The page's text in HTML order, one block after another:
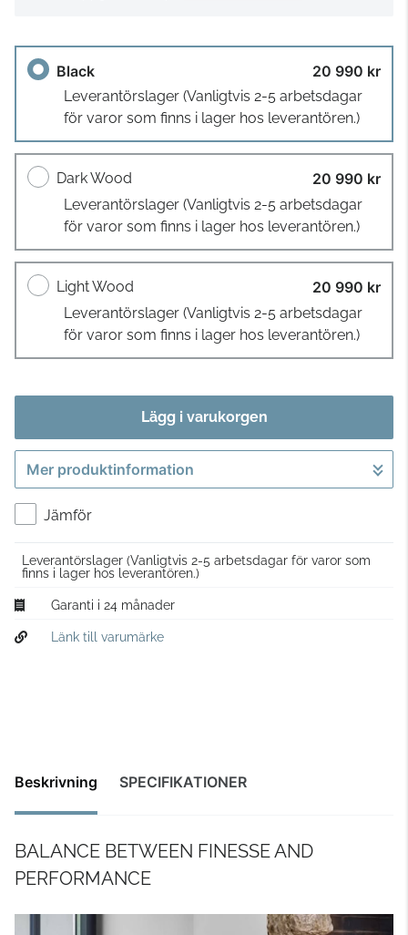
Black 20 990 kr
Leverantörslager (Vanligtvis 2-5 arbetsdagar
för varor som finns i lager hos leverantören.)
Dark Wood 20 990 kr
Leverantörslager (Vanligtvis 2-5 arbetsdagar
för varor som finns i lager hos leverantören.)
Light Wood 20 990 kr
Leverantörslager (Vanligtvis 2-5 arbetsdagar
för varor som finns i lager hos leverantören.)
Lägg i varukorgen
Gå till kassan
Mer produktinformation
Jämför
Leverantörslager (Vanligtvis 2-5 arbetsdagar för varor som
finns i lager hos leverantören.)
Garanti i 24 månader
Länk till varumärke
Beskrivning SPECIFIKATIONER
BALANCE BETWEEN FINESSE AND
PERFORMANCE